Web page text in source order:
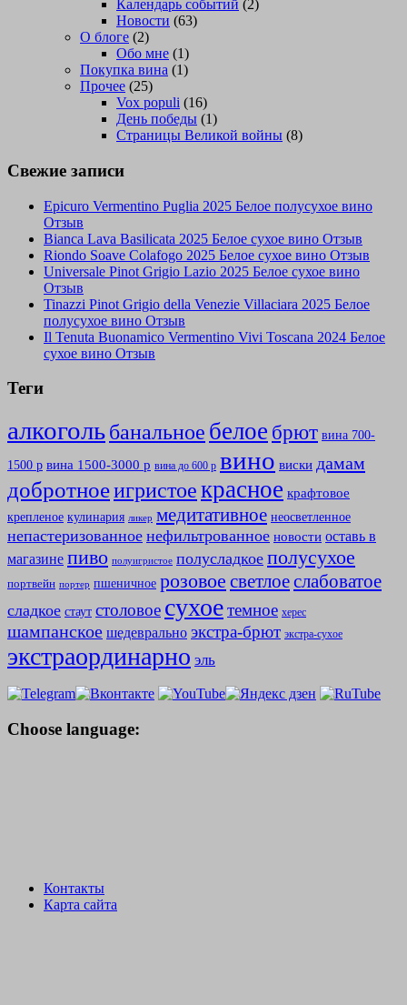
Календарь событий (2)
Новости (63)
О блоге (2)
Обо мне (1)
Покупка вина (1)
Прочее (25)
Vox populi (16)
День победы (1)
Страницы Великой войны (8)
Свежие записи
Epicuro Vermentino Puglia 2025 Белое полусухое вино
Отзыв
Bianca Lava Basilicata 2025 Белое сухое вино Отзыв
Riondo Soave Colafogo 2025 Белое сухое вино Отзыв
Universale Pinot Grigio Lazio 2025 Белое сухое вино
Отзыв
Tinazzi Pinot Grigio della Venezie Villaciara 2025 Белое
полусухое вино Отзыв
Il Tenuta Buonamico Vermentino Vivi Toscana 2024 Белое
сухое вино Отзыв
Теги
алкогольбанальное белое брют вина 700-
1500 р вина 1500-3000 р вина до 600 р вино виски дамам
добротноеигристоекрасное крафтовое
крепленое кулинария ликер медитативное неосветленное
непастеризованное нефильтрованное новости оставь в
магазине пиво полуигристое полусладкое полусухое
портвейн портер пшеничное розовое светлоеслабоватое
сладкое стаут столовое сухоетемное херес
шампанское шедеврально экстра-брют экстра-сухое
экстраординарно эль
Choose language:
Контакты
Карта сайта